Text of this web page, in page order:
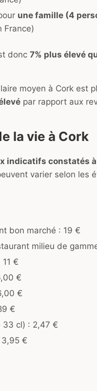
une famille (4
France)
donc 7% plus élevé
moyen à Cork est
par rapport aux
la vie à Cork
indicatifs constatés
varier selon les
bon marché : 19 €
milieu de
11 €
€
€
€
33 cl) : 2,47 €
3,95 €